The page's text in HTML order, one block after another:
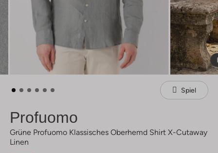
Spiel
Profuomo
Grüne Profuomo Klassisches Oberhemd Shirt X-Cutaway
Linen